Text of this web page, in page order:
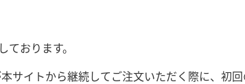
おります。
サイトから継続してご注文いただく際に、初